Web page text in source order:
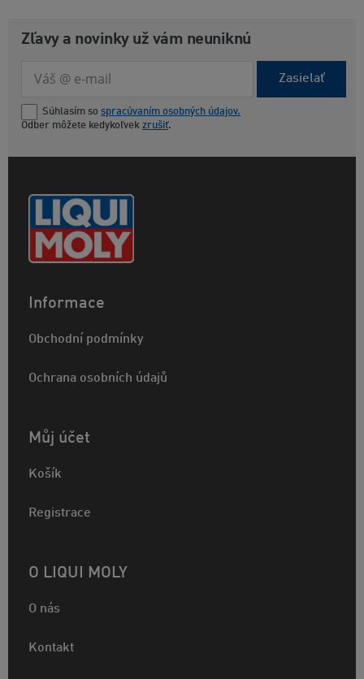
Zľavy a novinky už vám neuniknú
Zasielať
Súhlasím so spracúvaním osobných údajov.
Odber môžete kedykoľvek zrušiť.
Informace
Obchodní podmínky
Ochrana osobních údajů
Můj účet
Košík
Registrace
O LIQUI MOLY
O nás
Kontakt